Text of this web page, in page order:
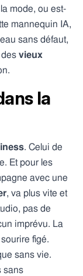
mode, ou est-
mannequin IA,
sans défaut,
vieux
la
. Celui de
Et pour les
avec une
, va plus vite et
pas de
imprévu. La
figé.
sans vie.
sans